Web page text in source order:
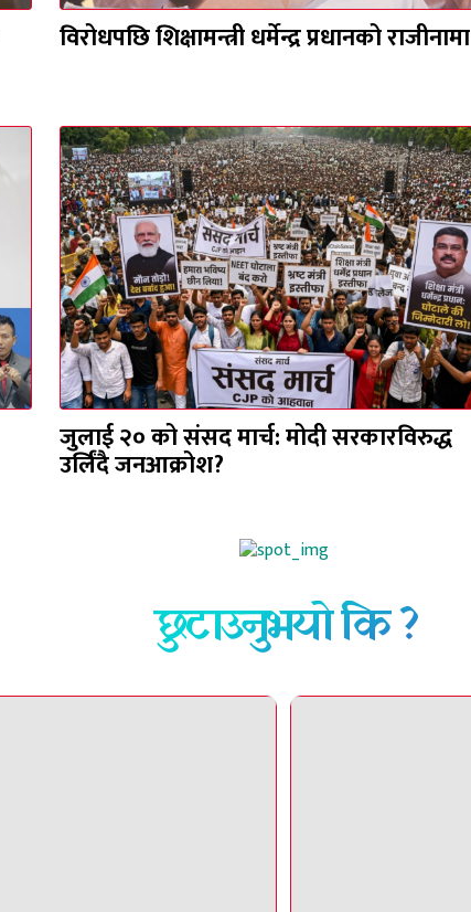
विरोधपछि शिक्षामन्त्री धर्मेन्द्र प्रधानको राजीनामा
जुलाई २० को संसद मार्च: मोदी सरकारविरुद्ध
उर्लिंदै जनआक्रोश?
छुटाउनुभयो कि ?